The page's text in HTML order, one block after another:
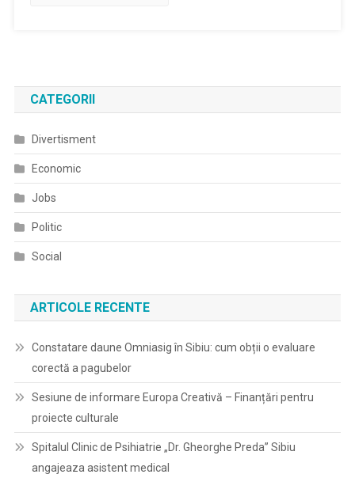
CATEGORII
Divertisment
Economic
Jobs
Politic
Social
ARTICOLE RECENTE
Constatare daune Omniasig în Sibiu: cum obții o evaluare
corectă a pagubelor
Sesiune de informare Europa Creativă – Finanțări pentru
proiecte culturale
Spitalul Clinic de Psihiatrie „Dr. Gheorghe Preda” Sibiu
angajeaza asistent medical